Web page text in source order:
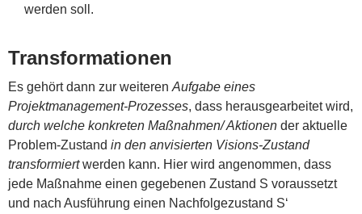
werden soll.
Transformationen
Es gehört dann zur weiteren Aufgabe eines
Projektmanagement-Prozesses, dass herausgearbeitet wird,
durch welche konkreten Maßnahmen/ Aktionen der aktuelle
Problem-Zustand in den anvisierten Visions-Zustand
transformiertwerden kann. Hier wird angenommen, dass
jede Maßnahme einen gegebenen Zustand S voraussetzt
und nach Ausführung einen Nachfolgezustand S‘